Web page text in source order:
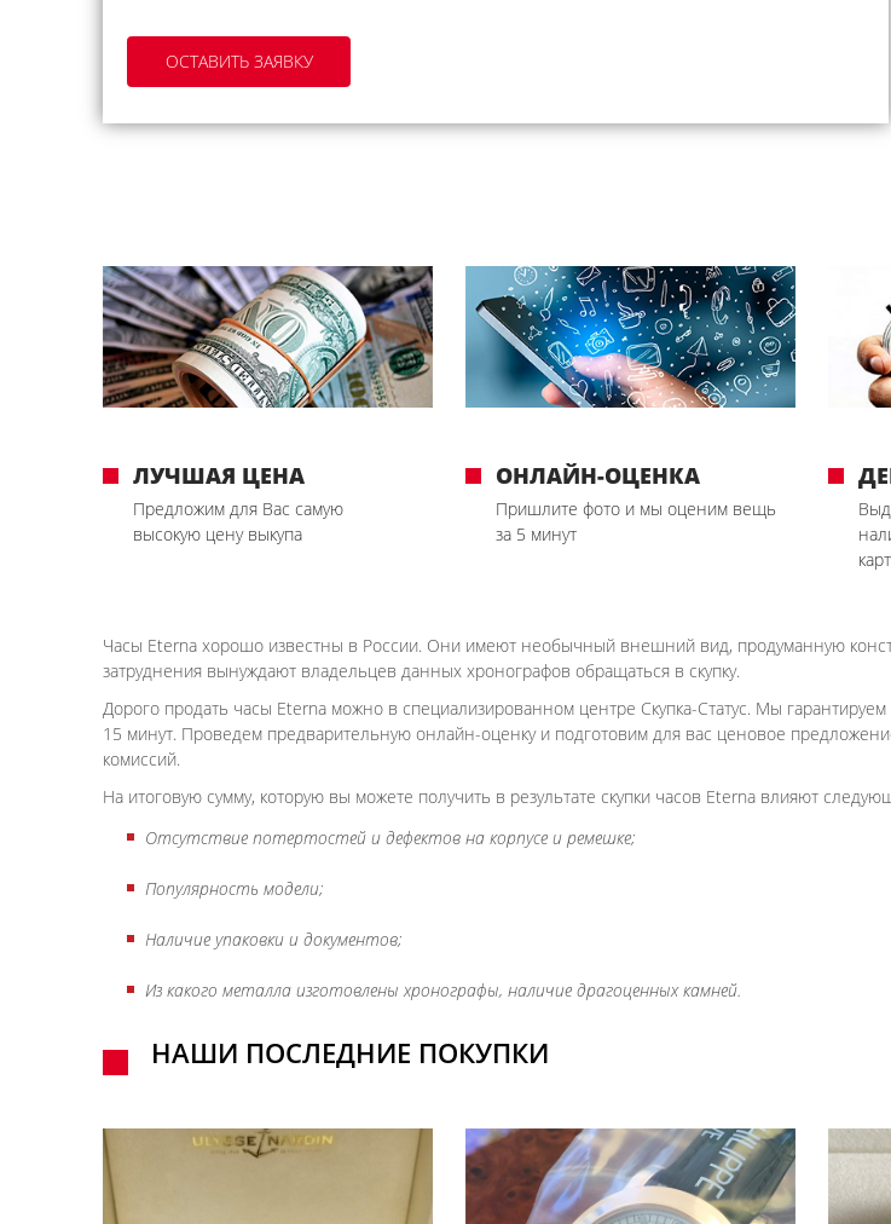
ЛУЧШАЯ ЦЕНА
Предложим для Вас самую
высокую цену выкупа
ОНЛАЙН-ОЦЕНКА
Пришлите фото и мы оценим вещь
за 5 минут
Часы Eterna хорошо известны в России. Они имеют необычный внешний вид, продуманную
затруднения вынуждают владельцев данных хронографов обращаться в скупку.
Дорого продать часы Eterna можно в специализированном центре Скупка-Статус. Мы
15 минут. Проведем предварительную онлайн-оценку и подготовим для вас ценовое
комиссий.
На итоговую сумму, которую вы можете получить в результате скупки часов Eterna влияют
Отсутствие потертостей и дефектов на корпусе и ремешке;
Популярность модели;
Наличие упаковки и документов;
Из какого металла изготовлены хронографы, наличие драгоценных камней.
НАШИ ПОСЛЕДНИЕ ПОКУПКИ